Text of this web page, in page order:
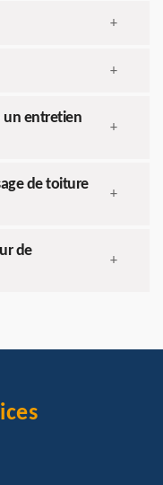
+
+
un entretien
+
de toiture
+
de
+